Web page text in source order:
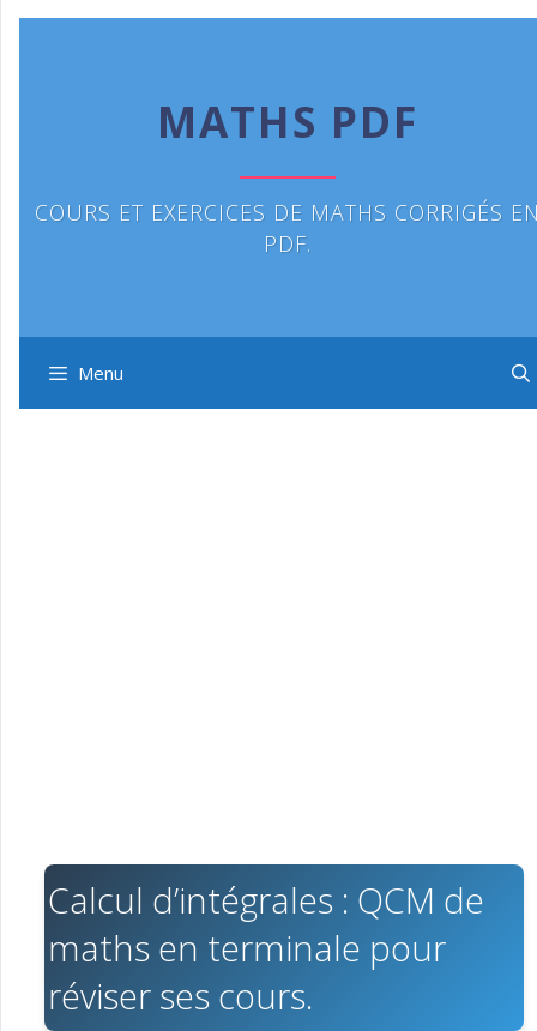
MATHS PDF
COURS ET EXERCICES DE MATHS CORRIGÉS
PDF.
Menu
Calcul d’intégrales : QCM de
maths en terminale pour
réviser ses cours.